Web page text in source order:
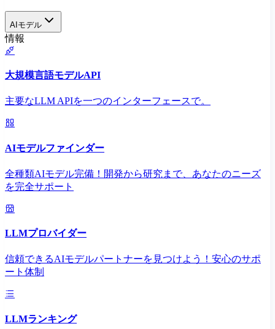
AIモデル
情報
大規模言語モデルAPI
主要なLLM APIを一つのインターフェースで。
AIモデルファインダー
全種類AIモデル完備！開発から研究まで、あなたのニーズ
を完全サポート
LLMプロバイダー
信頼できるAIモデルパートナーを見つけよう！安心のサポ
ート体制
LLMランキング